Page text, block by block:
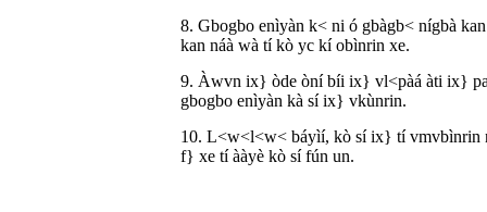
8. Gbogbo enìyàn k< ni ó gbàgb< nígbà
kan náà wà tí kò yc kí obìnrin xe.
9. Àwvn ix} òde òní bíi ix} vl<pàá àti ix}
gbogbo enìyàn kà sí ix} vkùnrin.
10. L<w<l<w< báyìí, kò sí ix} tí vmvbìnrin
f} xe tí ààyè kò sí fún un.